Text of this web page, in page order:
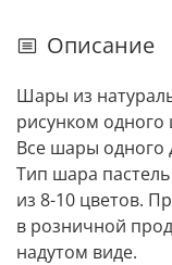
Описание
Шары из
рисунком одного
Все шары одного
Тип шара
из 8-10 цветов.
в розничной
надутом виде.